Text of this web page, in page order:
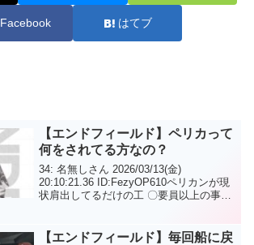
Facebook はてブ
【エンドフィールド】ペリカって
何をされてる方なの？
34: 名無しさん 2026/03/13(金)
20:10:21.36 ID:FezyOP610ペリカンが現
状肩出してるだけの工 〇要員以上の事し
【エンドフィールド】毎回船に戻